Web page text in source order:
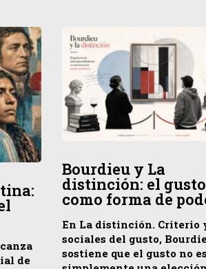
de
Bourdieu y La
distinción: el gusto
como forma de
En La distinción. Criterio
sociales del gusto,
sostiene que el gusto no es